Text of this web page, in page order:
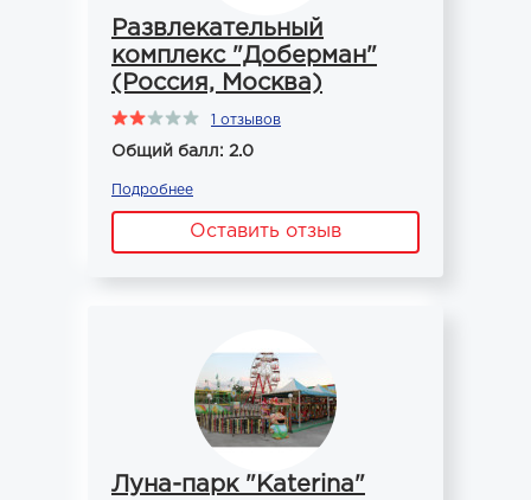
Развлекательный
комплекс "Доберман"
(Россия, Москва)
1 отзывов
Общий балл: 2.0
Подробнее
Оставить отзыв
Луна-парк "Katerina"